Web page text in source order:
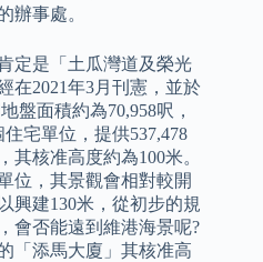
辦事處。
定是「土瓜灣道及榮光
在2021年3月刊憲，並於
盤面積約為70,958呎，
宅單位，提供537,478
其核准高度約為100米。
位，其景觀會相對較開
興建130米，從初步的規
會否能遠到維港海景呢?
「添馬大廈」其核准高